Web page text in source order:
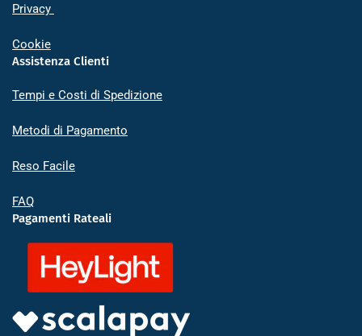
Privacy
Cookie
Assistenza Clienti
Tempi e Costi di Spedizione
Metodi di Pagamento
Reso Facile
FAQ
Pagamenti Rateali